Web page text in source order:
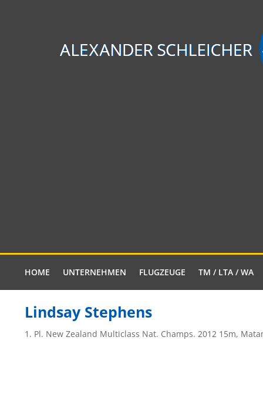
HOME UNTERNEHMEN FLUGZEUGE TM / LTA / WA
Lindsay Stephens
1. Pl. New Zealand Multiclass Nat. Champs. 2012 15m,